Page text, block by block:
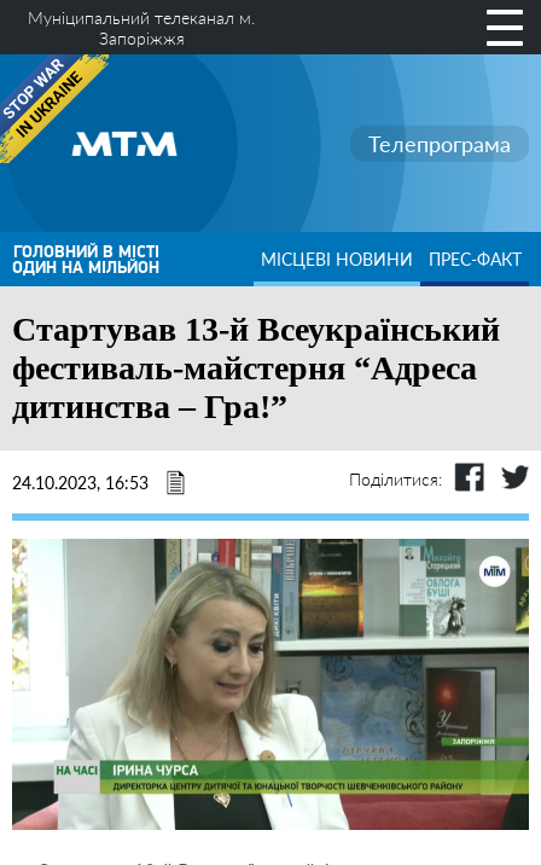
Муніципальний телеканал м.
Запоріжжя
Телепрограма
ГОЛОВНИЙ В МІСТІ
ОДИН НА МІЛЬЙОН МІСЦЕВІ НОВИНИ ПРЕС-ФАКТ
Стартував 13-й Всеукраїнський
фестиваль-майстерня “Адреса
дитинства – Гра!”
24.10.2023, 16:53 Поділитися: